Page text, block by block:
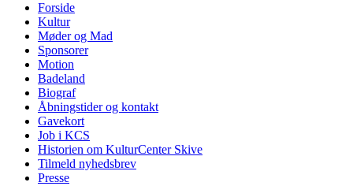
Forside
Kultur
Møder og Mad
Sponsorer
Motion
Badeland
Biograf
Åbningstider og kontakt
Gavekort
Job i KCS
Historien om KulturCenter Skive
Tilmeld nyhedsbrev
Presse